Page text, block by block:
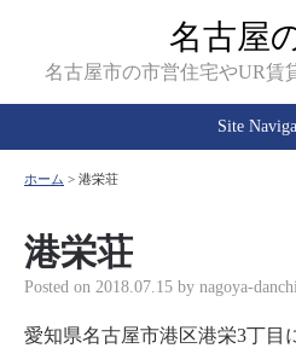
名古屋
名古屋市の市営住宅やUR賃
Site
ホーム > 港栄荘
港栄荘
Posted on 2018.07.15 by nagoya-danchi
愛知県名古屋市港区港栄3丁目